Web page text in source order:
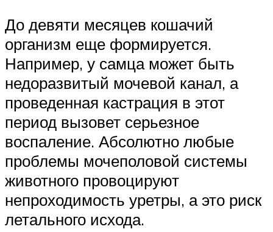
До девяти месяцев кошачий
организм еще формируется.
Например, у самца может быть
недоразвитый мочевой канал, а
проведенная кастрация в этот
период вызовет серьезное
воспаление. Абсолютно любые
проблемы мочеполовой системы
животного провоцируют
непроходимость уретры, а это риск
летального исхода.